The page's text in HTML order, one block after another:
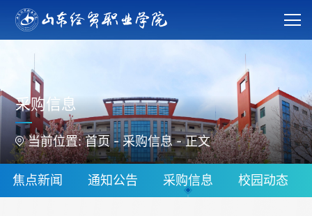
采购信息
当前位置:首页-采购信息-正文
焦点新闻 通知公告 采购信息 校园动态